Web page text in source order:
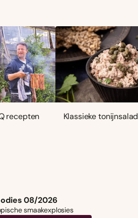
recepten
Klassieke
08/2026
smaakexplosies